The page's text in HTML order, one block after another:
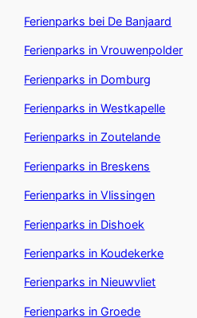
Ferienparks bei De Banjaard
Ferienparks in Vrouwenpolder
Ferienparks in Domburg
Ferienparks in Westkapelle
Ferienparks in Zoutelande
Ferienparks in Breskens
Ferienparks in Vlissingen
Ferienparks in Dishoek
Ferienparks in Koudekerke
Ferienparks in Nieuwvliet
Ferienparks in Groede